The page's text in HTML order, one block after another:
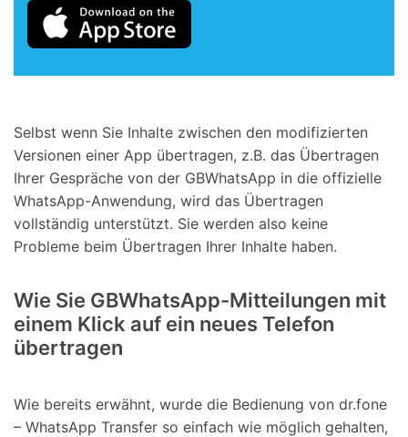
Selbst wenn Sie Inhalte zwischen den modifizierten
Versionen einer App übertragen, z.B. das Übertragen
Ihrer Gespräche von der GBWhatsApp in die offizielle
WhatsApp-Anwendung, wird das Übertragen
vollständig unterstützt. Sie werden also keine
Probleme beim Übertragen Ihrer Inhalte haben.
Wie Sie GBWhatsApp-Mitteilungen mit
einem Klick auf ein neues Telefon
übertragen
Wie bereits erwähnt, wurde die Bedienung von dr.fone
– WhatsApp Transfer so einfach wie möglich gehalten,